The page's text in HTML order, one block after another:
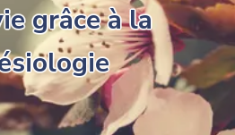
grâce à la